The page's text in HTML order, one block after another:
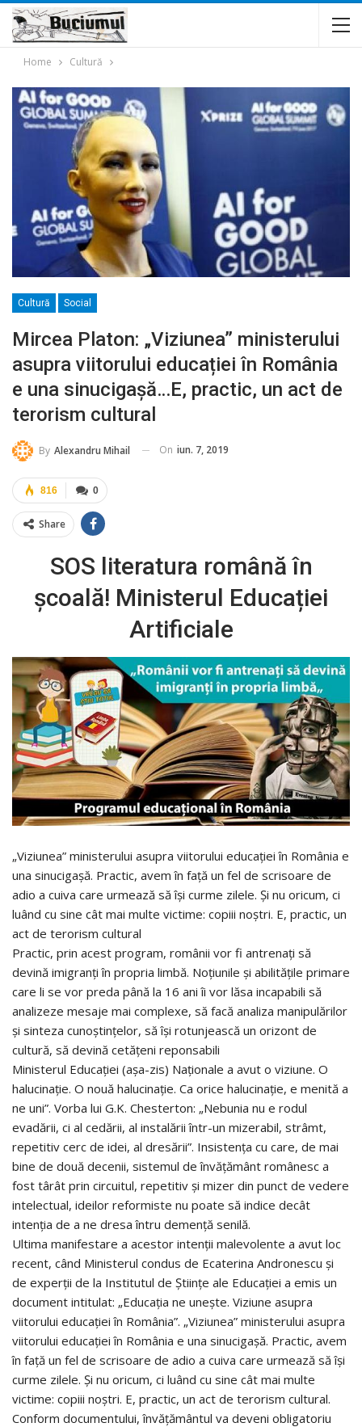
Home Cultură
Cultură Social
Mircea Platon: „Viziunea” ministerului
asupra viitorului educației în România
e una sinucigașă…E, practic, un act de
terorism cultural
By Alexandru Mihail On iun. 7, 2019
0
816
Share
SOS literatura română în
școală! Ministerul Educației
Artificiale
„Viziunea” ministerului asupra viitorului educației în România e
una sinucigașă. Practic, avem în față un fel de scrisoare de
adio a cuiva care urmează să își curme zilele. Și nu oricum, ci
luând cu sine cât mai multe victime: copiii noștri. E, practic, un
act de terorism cultural
Practic, prin acest program, românii vor fi antrenați să
devină imigranți în propria limbă. Noțiunile și abilitățile primare
care li se vor preda până la 16 ani îi vor lăsa incapabili să
analizeze mesaje mai complexe, să facă analiza manipulărilor
și sinteza cunoștințelor, să își rotunjească un orizont de
cultură, să devină cetățeni reponsabili
Ministerul Educației (așa-zis) Naționale a avut o viziune. O
halucinație. O nouă halucinație. Ca orice halucinație, e menită a
ne uni”. Vorba lui G.K. Chesterton: „Nebunia nu e rodul
evadării, ci al cedării, al instalării într-un mizerabil, strâmt,
repetitiv cerc de idei, al dresării”. Insistența cu care, de mai
bine de două decenii, sistemul de învățământ românesc a
fost târât prin circuitul, repetitiv și mizer din punct de vedere
intelectual, ideilor reformiste nu poate să indice decât
intenția de a ne dresa întru demență senilă.
Ultima manifestare a acestor intenții malevolente a avut loc
recent, când Ministerul condus de Ecaterina Andronescu și
de experții de la Institutul de Științe ale Educației a emis un
document intitulat: „Educația ne unește. Viziune asupra
viitorului educației în România”. „Viziunea” ministerului asupra
viitorului educației în România e una sinucigașă. Practic, avem
în față un fel de scrisoare de adio a cuiva care urmează să își
curme zilele. Și nu oricum, ci luând cu sine cât mai multe
victime: copiii noștri. E, practic, un act de terorism cultural.
Conform documentului, învățământul va deveni obligatoriu